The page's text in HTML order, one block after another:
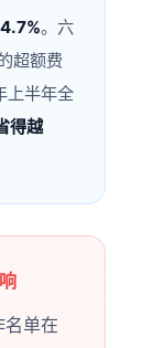
。六
超额费
上半年全
得越
单在